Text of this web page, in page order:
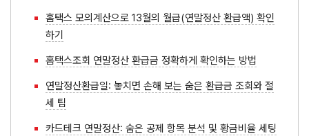
홈택스 모의계산으로 13월의 월급(연말정산 환급액) 확인
하기
홈택스조회 연말정산 환급금 정확하게 확인하는 방법
연말정산환급일: 놓치면 손해 보는 숨은 환급금 조회와 절
세 팁
카드테크 연말정산: 숨은 공제 항목 분석 및 황금비율 세팅